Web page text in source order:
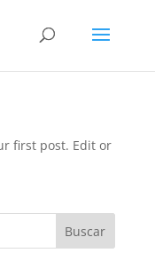
first post. Edit or